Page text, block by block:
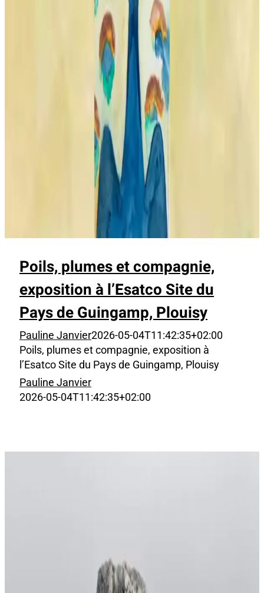
Poils, plumes et compagnie,
exposition à l’Esatco Site du
Pays de Guingamp, Plouisy
Pauline Janvier2026-05-04T11:42:35+02:00
Poils, plumes et compagnie, exposition à
l’Esatco Site du Pays de Guingamp, Plouisy
Pauline Janvier
2026-05-04T11:42:35+02:00